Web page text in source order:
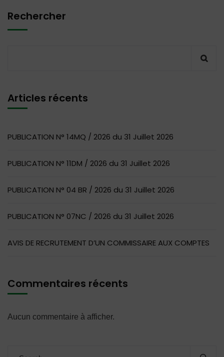
Rechercher
Articles récents
PUBLICATION N° 14MQ / 2026 du 31 Juillet 2026
PUBLICATION N° 11DM / 2026 du 31 Juillet 2026
PUBLICATION N° 04 BR / 2026 du 31 Juillet 2026
PUBLICATION N° 07NC / 2026 du 31 Juillet 2026
AVIS DE RECRUTEMENT D’UN COMMISSAIRE AUX COMPTES
Commentaires récents
Aucun commentaire à afficher.